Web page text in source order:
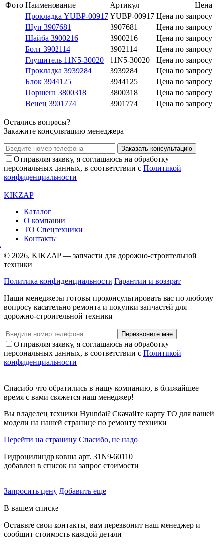
Фото Наименование Артикул
Цена
Прокладка YUBP-00917 YUBP-00917 Цена по запросу
Щуп 3907681
3907681
Цена по запросу
Шайба 3900216
3900216
Цена по запросу
Болт 3902114
3902114
Цена по запросу
Глушитель 11N5-30020
11N5-30020
Цена по запросу
Прокладка 3939284
3939284
Цена по запросу
Блок 3944125
3944125
Цена по запросу
Поршень 3800318
3800318
Цена по запросу
Венец 3901774
3901774 Цена по запросу
Остались вопросы?
Закажите консультацию менеджера
Заказать консультацию
Отправляя заявку, я соглашаюсь на обработку
персональных данных, в соответствии с Политикой
конфиденциальности
KIKZAP
Каталог
О компании
ТО Спецтехники
Контакты
© 2026, KIKZAP — запчасти для дорожно-строительной
техники
Политика конфиденциальности Гарантии и возврат
Наши менеджеры готовы проконсультировать вас по любому
вопросу касательно ремонта и покупки запчастей для
дорожно-строительной техники
Перезвоните мне
Отправляя заявку, я соглашаюсь на обработку
персональных данных, в соответствии с Политикой
конфиденциальности
Спасибо что обратились в нашу компанию, в ближайшее
время с вами свяжется наш менеджер!
Вы владелец техники Hyundai? Скачайте карту ТО для вашей
модели на нашей странице по ремонту техники
Перейти на страницу Спасибо, не надо
Гидроцилиндр ковша арт. 31N9-60110
добавлен в список на запрос стоимости
Запросить цену Добавить еще
В вашем списке
Оставьте свои контакты, вам перезвонит наш менеджер и
сообщит стоимость каждой детали